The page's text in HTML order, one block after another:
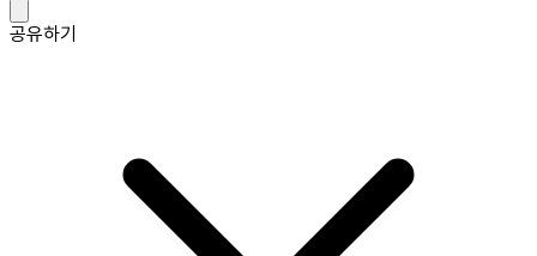
공유하기